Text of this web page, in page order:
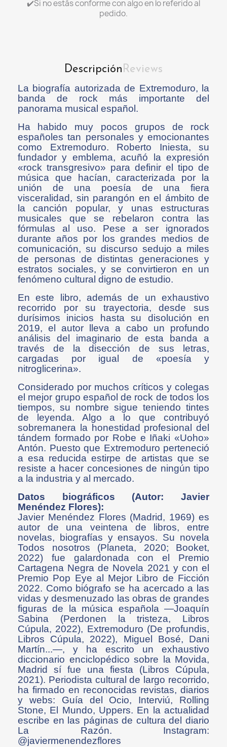
✔️Si no estás conforme con algo en lo referido al
pedido.
DescripciónReviews
La biografía autorizada de Extremoduro, la
banda de rock más importante del
panorama musical español.
Ha habido muy pocos grupos de rock
españoles tan personales y emocionantes
como Extremoduro. Roberto Iniesta, su
fundador y emblema, acuñó la expresión
«rock transgresivo» para definir el tipo de
música que hacían, caracterizada por la
unión de una poesía de una fiera
visceralidad, sin parangón en el ámbito de
la canción popular, y unas estructuras
musicales que se rebelaron contra las
fórmulas al uso. Pese a ser ignorados
durante años por los grandes medios de
comunicación, su discurso sedujo a miles
de personas de distintas generaciones y
estratos sociales, y se convirtieron en un
fenómeno cultural digno de estudio.
En este libro, además de un exhaustivo
recorrido por su trayectoria, desde sus
durísimos inicios hasta su disolución en
2019, el autor lleva a cabo un profundo
análisis del imaginario de esta banda a
través de la disección de sus letras,
cargadas por igual de «poesía y
nitroglicerina».
Considerado por muchos críticos y colegas
el mejor grupo español de rock de todos los
tiempos, su nombre sigue teniendo tintes
de leyenda. Algo a lo que contribuyó
sobremanera la honestidad profesional del
tándem formado por Robe e Iñaki «Uoho»
Antón. Puesto que Extremoduro perteneció
a esa reducida estirpe de artistas que se
resiste a hacer concesiones de ningún tipo
a la industria y al mercado.
Datos biográficos (Autor: Javier
Menéndez Flores):
Javier Menéndez Flores (Madrid, 1969) es
autor de una veintena de libros, entre
novelas, biografías y ensayos. Su novela
Todos nosotros (Planeta, 2020; Booket,
2022) fue galardonada con el Premio
Cartagena Negra de Novela 2021 y con el
Premio Pop Eye al Mejor Libro de Ficción
2022. Como biógrafo se ha acercado a las
vidas y desmenuzado las obras de grandes
figuras de la música española ―Joaquín
Sabina (Perdonen la tristeza, Libros
Cúpula, 2022), Extremoduro (De profundis,
Libros Cúpula, 2022), Miguel Bosé, Dani
Martín...―, y ha escrito un exhaustivo
diccionario enciclopédico sobre la Movida,
Madrid sí fue una fiesta (Libros Cúpula,
2021). Periodista cultural de largo recorrido,
ha firmado en reconocidas revistas, diarios
y webs: Guía del Ocio, Interviú, Rolling
Stone, El Mundo, Uppers. En la actualidad
escribe en las páginas de cultura del diario
La Razón. Instagram:
@javiermenendezflores